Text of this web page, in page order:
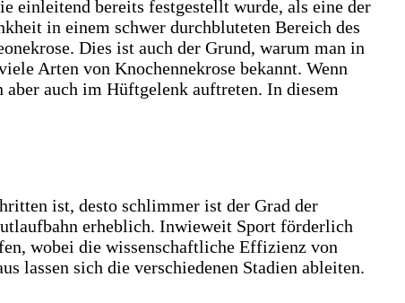
einleitend bereits festgestellt wurde, als eine der
in einem schwer durchbluteten Bereich des
Dies ist auch der Grund, warum man in
Arten von Knochennekrose bekannt. Wenn
auch im Hüftgelenk auftreten. In diesem
ist, desto schlimmer ist der Grad der
erheblich. Inwieweit Sport förderlich
wobei die wissenschaftliche Effizienz von
lassen sich die verschiedenen Stadien ableiten.